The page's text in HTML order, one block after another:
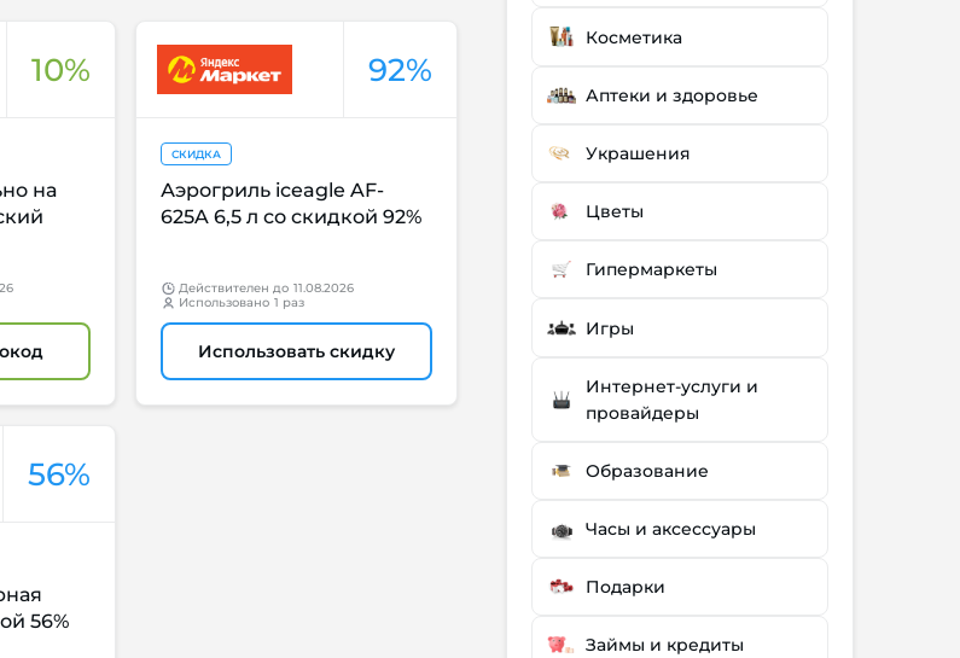
10%
на
92%
СКИДКА
Аэрогриль iceagle AF-
625A 6,5 л со скидкой 92%
Действителендо 11.08.2026
Использовано 1 раз
Использовать скидку
56%
56%
Косметика
Аптеки и здоровье
Украшения
Цветы
Гипермаркеты
Игры
Интернет-услуги и
провайдеры
Образование
Часы и аксессуары
Подарки
Займы и кредиты